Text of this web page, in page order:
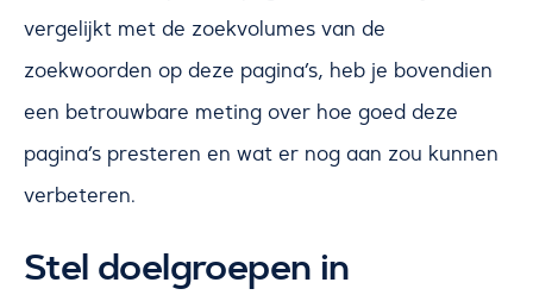
vergelijkt met de zoekvolumes van de
zoekwoorden op deze pagina’s, heb je bovendien
een betrouwbare meting over hoe goed deze
pagina’s presteren en wat er nog aan zou kunnen
verbeteren.
Stel doelgroepen in